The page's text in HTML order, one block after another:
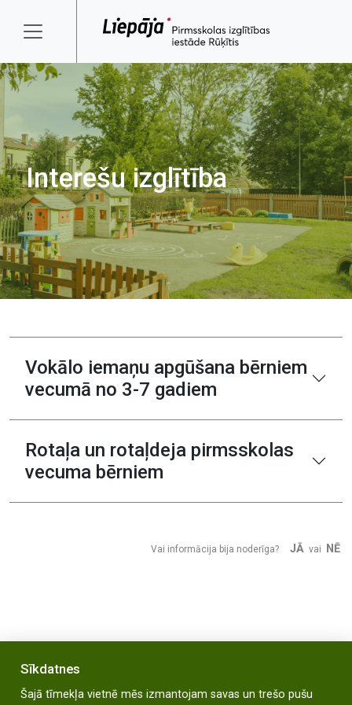
Interešu izglītība
Vokālo iemaņu apgūšana bērniem
vecumā no 3-7 gadiem
Rotaļa un rotaļdeja pirmsskolas
vecuma bērniem
Vai informācija bija noderīga? JĀ vai NĒ
Sīkdatnes
Šajā tīmekļa vietnē mēs izmantojam savas un trešo pušu